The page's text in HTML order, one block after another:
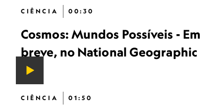
CIÊNCIA 00:30
Cosmos: Mundos Possíveis - Em
breve, no National Geographic
CIÊNCIA 01:50